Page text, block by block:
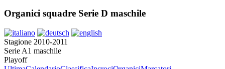
Organici squadre Serie D maschile
Stagione 2010-2011
Serie A1 maschile
Playoff